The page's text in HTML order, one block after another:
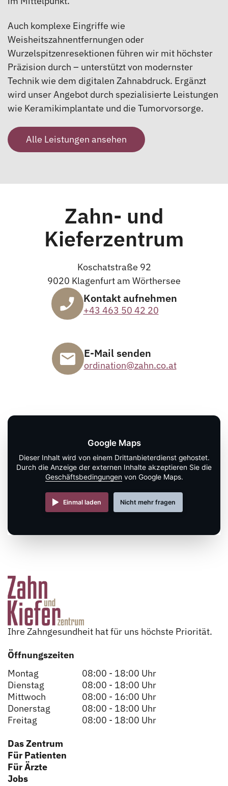
Auch komplexe Eingriffe wie
Weisheitszahnentfernungen oder
Wurzelspitzenresektionen führen wir mit höchster
Präzision durch – unterstützt von modernster
Technik wie dem digitalen Zahnabdruck. Ergänzt
wird unser Angebot durch spezialisierte Leistungen
wie Keramikimplantate und die Tumorvorsorge.
Alle Leistungen ansehen
Zahn- und
Kieferzentrum
Koschatstraße 92
9020 Klagenfurt am Wörthersee
Kontakt aufnehmen
+43 463 50 42 20
E-Mail senden
ordination@zahn.co.at
Google Maps
Dieser Inhalt wird von einem Drittanbieterdienst gehostet.
Durch die Anzeige der externen Inhalte akzeptieren Sie die
Geschäftsbedingungen von Google Maps.
Einmal laden Nicht mehr fragen
Ihre Zahngesundheit hat für uns höchste Priorität.
Öffnungszeiten
Montag
08:00 - 18:00 Uhr
Dienstag
08:00 - 18:00 Uhr
Mittwoch
08:00 - 16:00 Uhr
Donerstag
08:00 - 18:00 Uhr
Freitag
08:00 - 18:00 Uhr
Das Zentrum
Für Patienten
Für Ärzte
Jobs